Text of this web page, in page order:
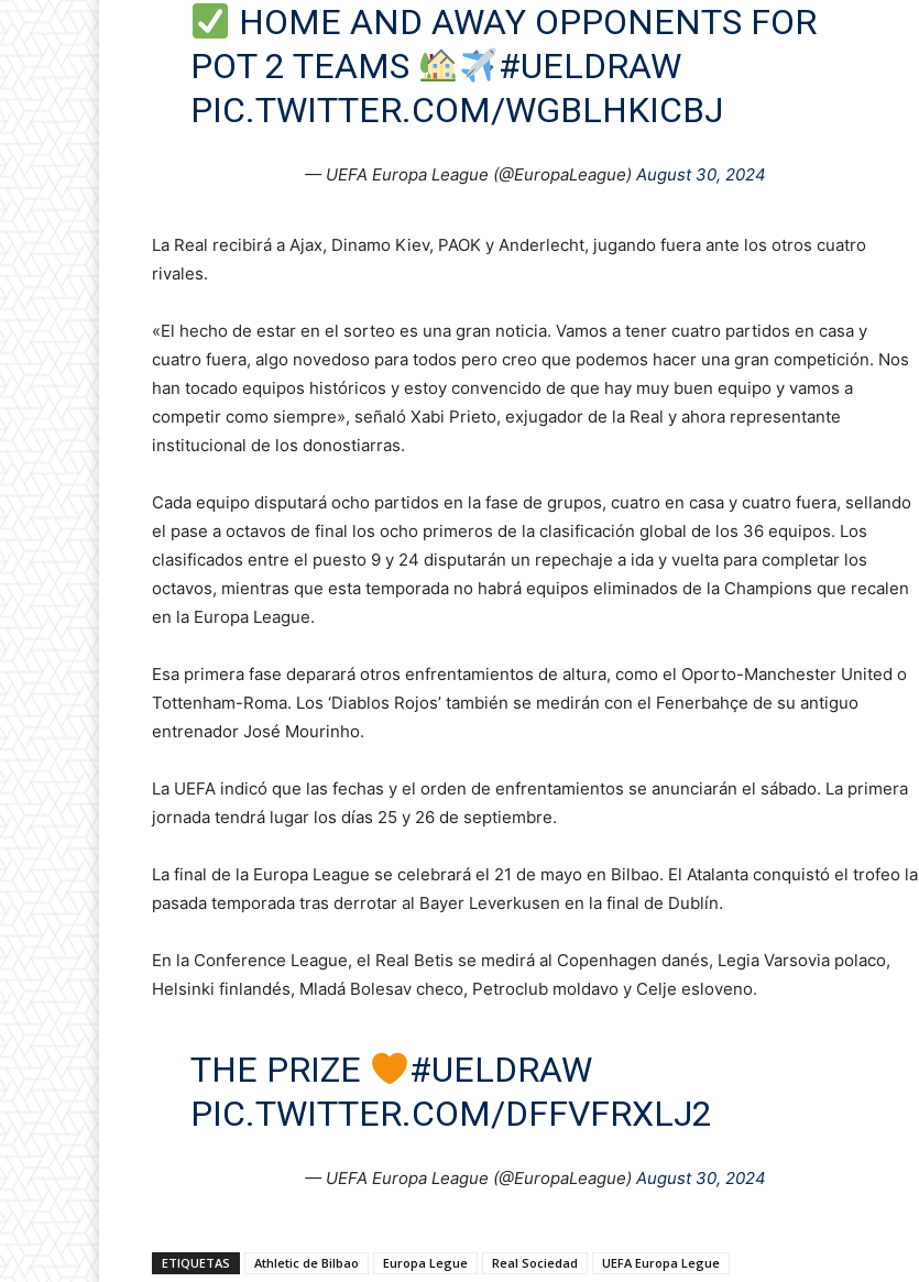
HOME AND AWAY OPPONENTS FOR
POT 2 TEAMS
#UELDRAW
PIC.TWITTER.COM/WGBLHKICBJ
— UEFA Europa League (@EuropaLeague) August 30, 2024
La Real recibirá a Ajax, Dinamo Kiev, PAOK y Anderlecht, jugando fuera ante los otros cuatro
rivales.
«El hecho de estar en el sorteo es una gran noticia. Vamos a tener cuatro partidos en casa y
cuatro fuera, algo novedoso para todos pero creo que podemos hacer una gran competición. Nos
han tocado equipos históricos y estoy convencido de que hay muy buen equipo y vamos a
competir como siempre», señaló Xabi Prieto, exjugador de la Real y ahora representante
institucional de los donostiarras.
Cada equipo disputará ocho partidos en la fase de grupos, cuatro en casa y cuatro fuera, sellando
el pase a octavos de final los ocho primeros de la clasificación global de los 36 equipos. Los
clasificados entre el puesto 9 y 24 disputarán un repechaje a ida y vuelta para completar los
octavos, mientras que esta temporada no habrá equipos eliminados de la Champions que recalen
en la Europa League.
Esa primera fase deparará otros enfrentamientos de altura, como el Oporto-Manchester United o
Tottenham-Roma. Los ‘Diablos Rojos’ también se medirán con el Fenerbahçe de su antiguo
entrenador José Mourinho.
La UEFA indicó que las fechas y el orden de enfrentamientos se anunciarán el sábado. La primera
jornada tendrá lugar los días 25 y 26 de septiembre.
La final de la Europa League se celebrará el 21 de mayo en Bilbao. El Atalanta conquistó el trofeo la
pasada temporada tras derrotar al Bayer Leverkusen en la final de Dublín.
En la Conference League, el Real Betis se medirá al Copenhagen danés, Legia Varsovia polaco,
Helsinki finlandés, Mladá Bolesav checo, Petroclub moldavo y Celje esloveno.
THE PRIZE
#UELDRAW
PIC.TWITTER.COM/DFFVFRXLJ2
— UEFA Europa League (@EuropaLeague) August 30, 2024
ETIQUETAS Athletic de Bilbao Europa Legue Real Sociedad UEFA Europa Legue